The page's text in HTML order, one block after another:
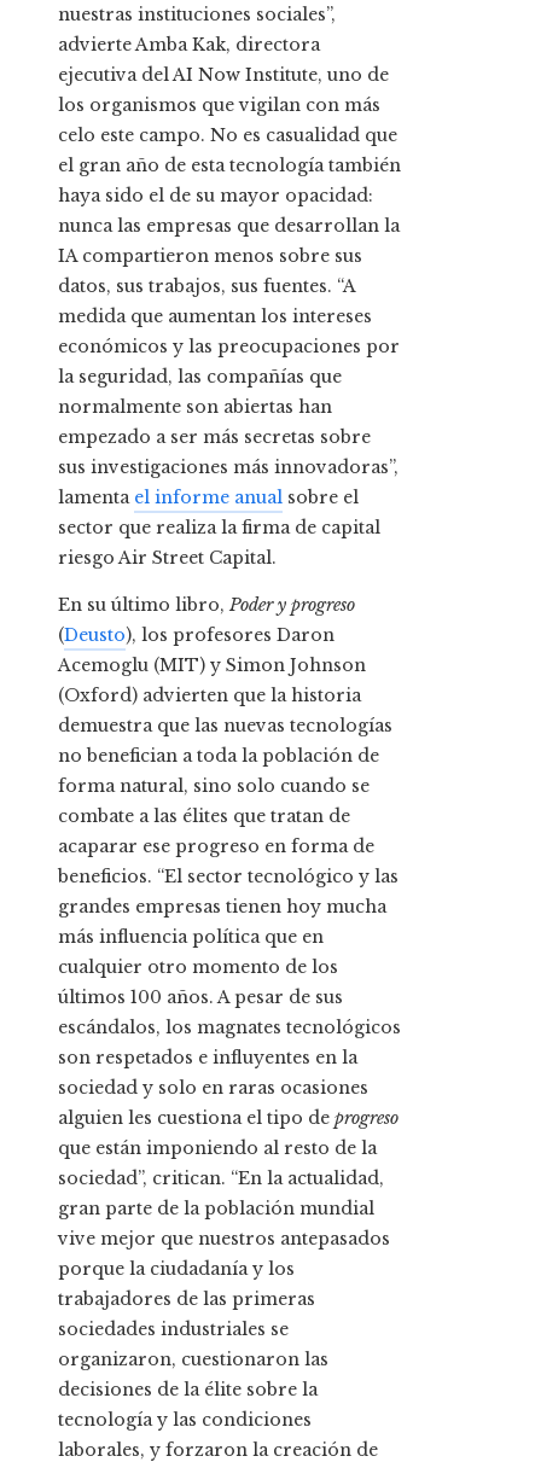
nuestras instituciones sociales”,
advierte Amba Kak, directora
ejecutiva del AI Now Institute, uno de
los organismos que vigilan con más
celo este campo. No es casualidad que
el gran año de esta tecnología también
haya sido el de su mayor opacidad:
nunca las empresas que desarrollan la
IA compartieron menos sobre sus
datos, sus trabajos, sus fuentes. “A
medida que aumentan los intereses
económicos y las preocupaciones por
la seguridad, las compañías que
normalmente son abiertas han
empezado a ser más secretas sobre
sus investigaciones más innovadoras”,
lamenta el informe anual sobre el
sector que realiza la firma de capital
riesgo Air Street Capital.
En su último libro, Poder y progreso
(Deusto), los profesores Daron
Acemoglu (MIT) y Simon Johnson
(Oxford) advierten que la historia
demuestra que las nuevas tecnologías
no benefician a toda la población de
forma natural, sino solo cuando se
combate a las élites que tratan de
acaparar ese progreso en forma de
beneficios. “El sector tecnológico y las
grandes empresas tienen hoy mucha
más influencia política que en
cualquier otro momento de los
últimos 100 años. A pesar de sus
escándalos, los magnates tecnológicos
son respetados e influyentes en la
sociedad y solo en raras ocasiones
alguien les cuestiona el tipo de progreso
que están imponiendo al resto de la
sociedad”, critican. “En la actualidad,
gran parte de la población mundial
vive mejor que nuestros antepasados
porque la ciudadanía y los
trabajadores de las primeras
sociedades industriales se
organizaron, cuestionaron las
decisiones de la élite sobre la
tecnología y las condiciones
laborales, y forzaron la creación de